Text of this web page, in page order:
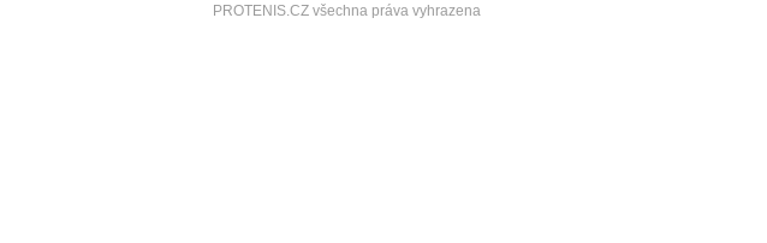
PROTENIS.CZ všechna práva vyhrazena